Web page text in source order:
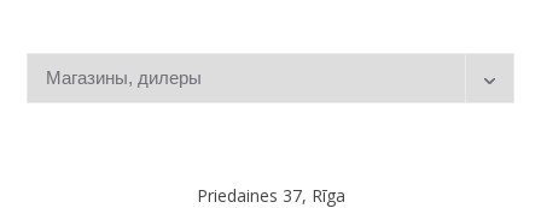
Priedaines 37, Rīga